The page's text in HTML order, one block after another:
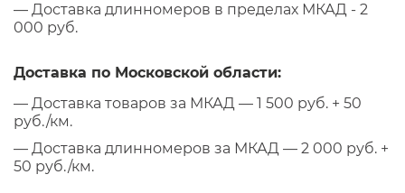
— Доставка длинномеров в пределах МКАД - 2
000 руб.
Доставка по Московской области:
— Доставка товаров за МКАД — 1 500 руб. + 50
руб./км.
— Доставка длинномеров за МКАД — 2 000 руб. +
50 руб./км.